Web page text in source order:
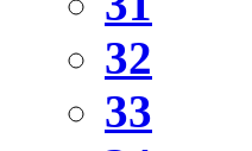
32
33